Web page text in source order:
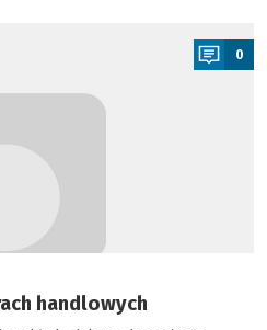
0
handlowych